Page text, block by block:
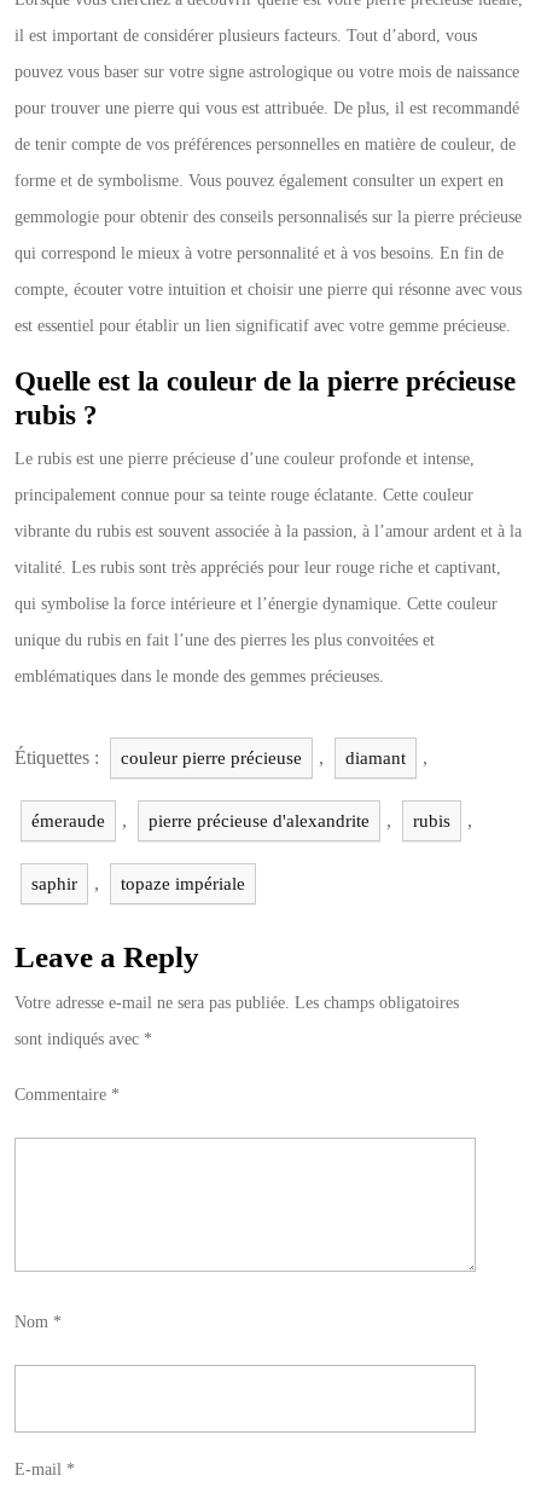
il est important de considérer plusieurs facteurs. Tout d’abord, vous
pouvez vous baser sur votre signe astrologique ou votre mois de naissance
pour trouver une pierre qui vous est attribuée. De plus, il est recommandé
de tenir compte de vos préférences personnelles en matière de couleur, de
forme et de symbolisme. Vous pouvez également consulter un expert en
gemmologie pour obtenir des conseils personnalisés sur la pierre précieuse
qui correspond le mieux à votre personnalité et à vos besoins. En fin de
compte, écouter votre intuition et choisir une pierre qui résonne avec vous
est essentiel pour établir un lien significatif avec votre gemme précieuse.
Quelle est la couleur de la pierre précieuse
rubis ?
Le rubis est une pierre précieuse d’une couleur profonde et intense,
principalement connue pour sa teinte rouge éclatante. Cette couleur
vibrante du rubis est souvent associée à la passion, à l’amour ardent et à la
vitalité. Les rubis sont très appréciés pour leur rouge riche et captivant,
qui symbolise la force intérieure et l’énergie dynamique. Cette couleur
unique du rubis en fait l’une des pierres les plus convoitées et
emblématiques dans le monde des gemmes précieuses.
Étiquettes : couleur pierre précieuse , diamant ,
émeraude , pierre précieuse d'alexandrite , rubis ,
saphir , topaze impériale
Leave a Reply
Votre adresse e-mail ne sera pas publiée. Les champs obligatoires
sont indiqués avec *
Commentaire *
Nom *
E-mail *